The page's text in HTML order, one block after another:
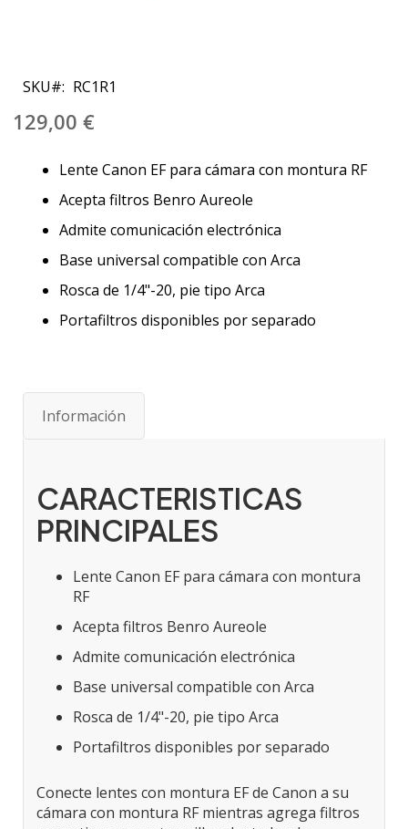
comienzo
de
la
imágenes
SKU RC1R1
129,00 €
Lente Canon EF para cámara con montura RF
Acepta filtros Benro Aureole
Admite comunicación electrónica
Base universal compatible con Arca
Rosca de 1/4"-20, pie tipo Arca
Portafiltros disponibles por separado
Información
CARACTERISTICAS
PRINCIPALES
Lente Canon EF para cámara con montura
RF
Acepta filtros Benro Aureole
Admite comunicación electrónica
Base universal compatible con Arca
Rosca de 1/4"-20, pie tipo Arca
Portafiltros disponibles por separado
Conecte lentes con montura EF de Canon a su
cámara con montura RF mientras agrega filtros